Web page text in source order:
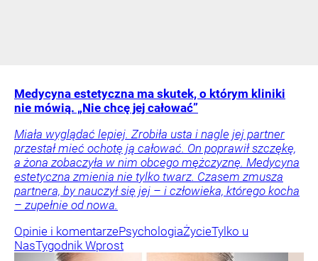
Medycyna estetyczna ma skutek, o którym kliniki
nie mówią. „Nie chcę jej całować”
Miała wyglądać lepiej. Zrobiła usta i nagle jej partner
przestał mieć ochotę ją całować. On poprawił szczękę,
a żona zobaczyła w nim obcego mężczyznę. Medycyna
estetyczna zmienia nie tylko twarz. Czasem zmusza
partnera, by nauczył się jej – i człowieka, którego kocha
– zupełnie od nowa.
Opinie i komentarzePsychologiaŻycieTylko u
NasTygodnik Wprost